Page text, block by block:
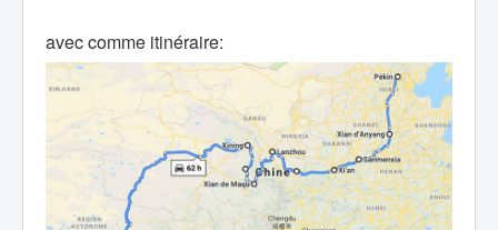
avec comme itinéraire: